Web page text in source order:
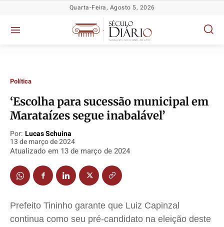
Socioeconômicas
TV Século
Justiça
Educação
Socioeconômicas
TV Século
Justiça
Educação
Socioeconômicas
TV Século
Justiça
Educação
Socioeconômicas
TV Século
Justiça
Educação
Quarta-Feira, Agosto 5, 2026
Política
‘Escolha para sucessão municipal em
Marataízes segue inabalável’
Por: Lucas Schuina
13 de março de 2024
Atualizado em 13 de março de 2024
Prefeito Tininho garante que Luiz Capinzal
continua como seu pré-candidato na eleição deste